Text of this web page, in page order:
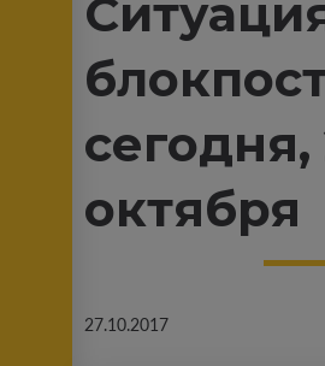
сегодня,
октября
27.10.2017